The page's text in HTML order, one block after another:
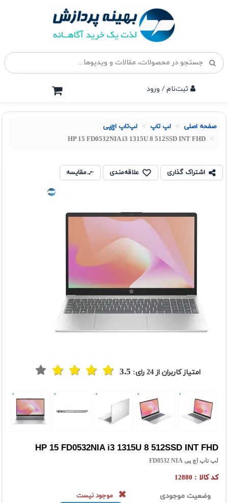
ثبت‌نام / ورود
صفحه اصلی لپ تاپ لپ‌تاپ اچ‌پی
HP 15 FD0532NIA i3 1315U 8 512SSD INT FHD
اشتراک گذاری علاقه‌مندی مقایسه
امتیاز کاربران از24 رای: 3.5
HP 15 FD0532NIA i3 1315U 8 512SSD INT FHD
لپ تاپ اچ پی FD0532 NIA
کد کالا : 12880
وضعیت موجودی
موجود نیست